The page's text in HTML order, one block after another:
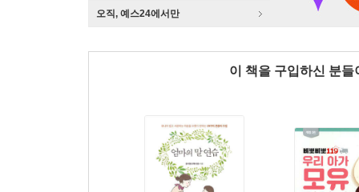
오직, 예스24에서만
이 책을 구입하신 분